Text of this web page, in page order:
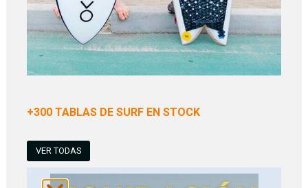
+300 TABLAS DE SURF EN STOCK
VER TODAS